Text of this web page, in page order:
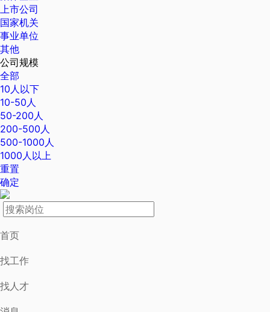
上市公司
国家机关
事业单位
其他
公司规模
全部
10人以下
10-50人
50-200人
200-500人
500-1000人
1000人以上
重置
确定
首页
找工作
找人才